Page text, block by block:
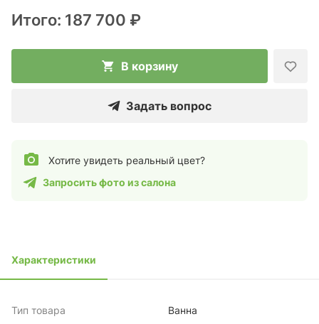
Итого: 187 700 ₽
В корзину
Задать вопрос
Хотите увидеть реальный цвет?
Запросить фото из салона
Характеристики
Тип товара Ванна